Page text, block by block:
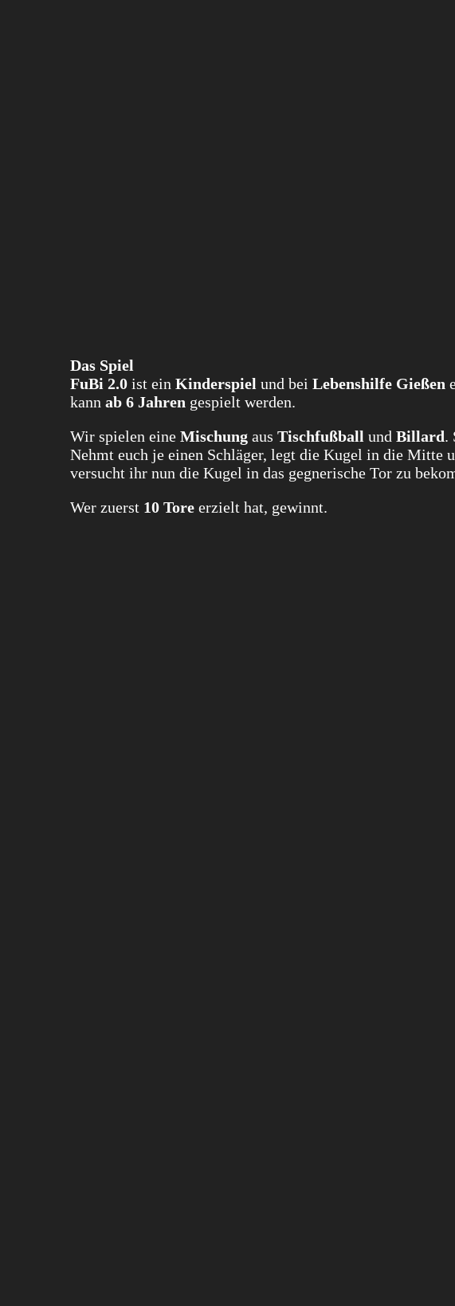
Das Spiel
FuBi 2.0 ist ein Kinderspiel und bei Lebenshilfe Gießen
kann ab 6 Jahren gespielt werden.
Wir spielen eine Mischung aus Tischfußball und Billard.
Nehmt euch je einen Schläger, legt die Kugel in die Mitte
versucht ihr nun die Kugel in das gegnerische Tor zu
Wer zuerst 10 Tore erzielt hat, gewinnt.